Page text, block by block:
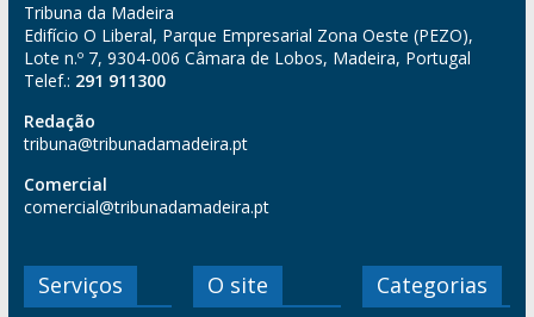
Tribuna da Madeira
Edifício O Liberal, Parque Empresarial Zona Oeste (PEZO),
Lote n.º 7, 9304-006 Câmara de Lobos, Madeira, Portugal
Telef.: 291 911300
Redação
tribuna@tribunadamadeira.pt
Comercial
comercial@tribunadamadeira.pt
Serviços O site Categorias